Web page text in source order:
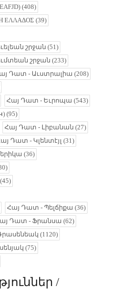
(408)
ΕΛΛΑΔΟΣ (39)
շրջան (51)
շրջան (233)
Դատ - Աւստրալիա (208)
Հայ Դատ - Եւրոպա (543)
(95)
Հայ Դատ - Լիբանան (27)
Դատ - Կլենտէյլ (31)
(36)
(45)
Հայ Դատ - Պելճիքա (36)
Դատ - Ֆրանսա (62)
(1120)
(75)
/